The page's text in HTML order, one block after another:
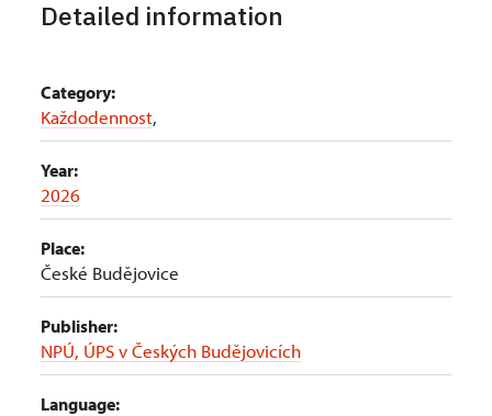
Detailed information
Category:
Každodennost,
Year:
2026
Place:
České Budějovice
Publisher:
NPÚ, ÚPS v Českých Budějovicích
Language: